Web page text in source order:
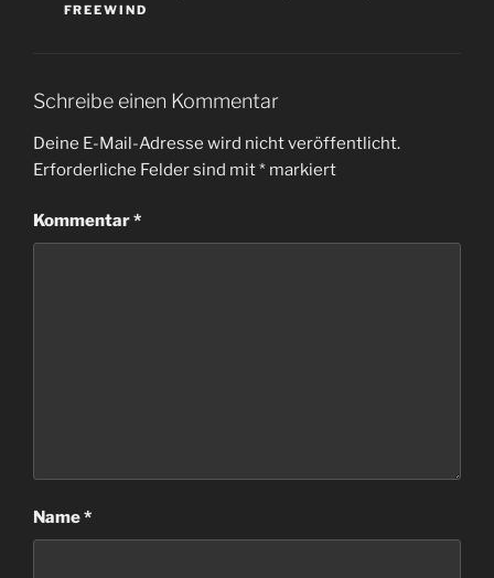
FREEWIND
Schreibe einen Kommentar
Deine E-Mail-Adresse wird nicht veröffentlicht.
Erforderliche Felder sind mit* markiert
Kommentar*
Name*